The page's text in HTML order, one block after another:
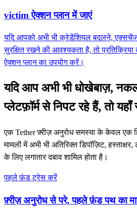
victim ऐक्शन प्लान में जाएं
यदि आपको अभी भी क्रेडेंशियल बदलने,
सुरक्षित रखने की आवश्यकता है, तो
ऐक्शन प्लान का उपयोग करें।
यदि आप अभी भी धोखेबाज़,
प्लेटफ़ॉर्म से निपट रहे हैं, तो
एक Tether फ़्रीज़ अनुरोध समस्या के केवल एक
मामलों में अभी भी अतिरिक्त डिपॉज़िट,
के लिए लगातार दबाव शामिल होता है।
पहले फ़ंड ट्रेस करें
फ़्रीज़ अनुरोध से परे, पहले फ़ंड पथ का